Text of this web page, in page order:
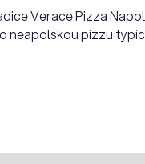
Verace Pizza
neapolskou pizzu